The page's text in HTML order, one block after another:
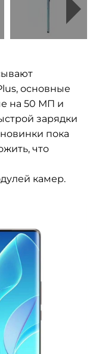
основные
на 50 МП и
зарядки
пока
что
камер.